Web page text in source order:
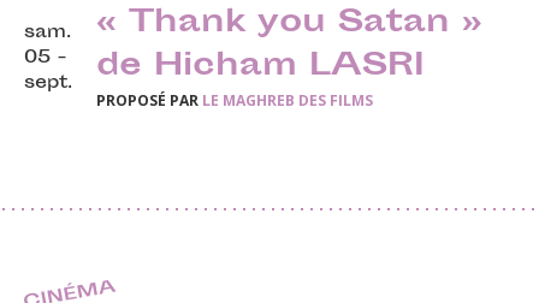
sam.
05 -
sept.
« Thank you Satan »
de Hicham LASRI
PROPOSÉ PAR LE MAGHREB DES FILMS